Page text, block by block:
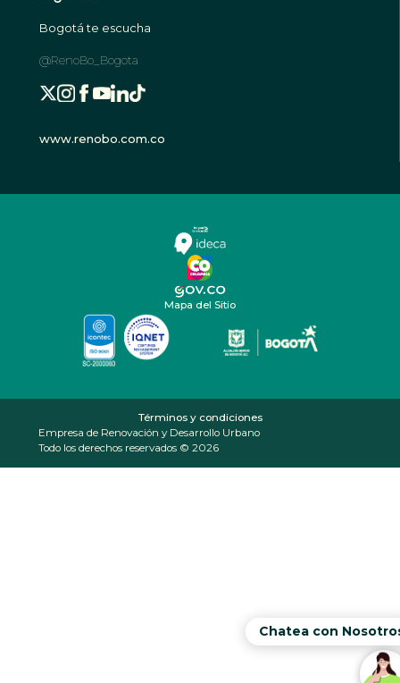
Chatea con
Bogotá te escucha
@RenoBo_Bogota
www.renobo.com.co
Mapa del Sitio
Términos y condiciones
Empresa de Renovación y Desarrollo Urbano
Todo los derechos reservados © 2026